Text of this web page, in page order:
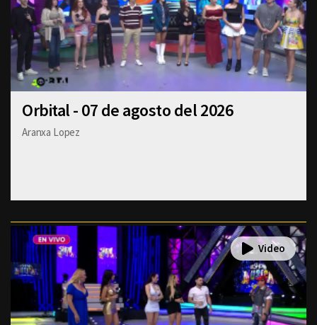
Orbital - 07 de agosto del 2026
Aranxa Lopez